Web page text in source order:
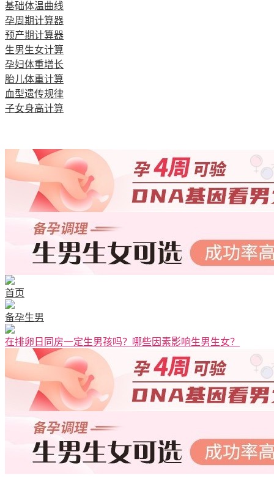
基础体温曲线
孕周期计算器
预产期计算器
生男生女计算
孕妇体重增长
胎儿体重计算
血型遗传规律
子女身高计算
首页
备孕生男
在排卵日同房一定生男孩吗？哪些因素影响生男生女？